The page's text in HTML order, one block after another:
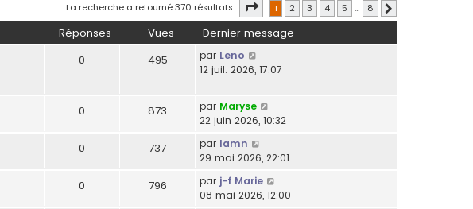
La recherche a retourné 370 résultats Page sur 8
1 2 3 4 5 … 8
Réponses Vues Dernier message
0 495 par Leno
12 juil. 2026, 17:07
0 873 par Maryse
22 juin 2026, 10:32
0 737 par lamn
29 mai 2026, 22:01
0 796 par j-f Marie
08 mai 2026, 12:00